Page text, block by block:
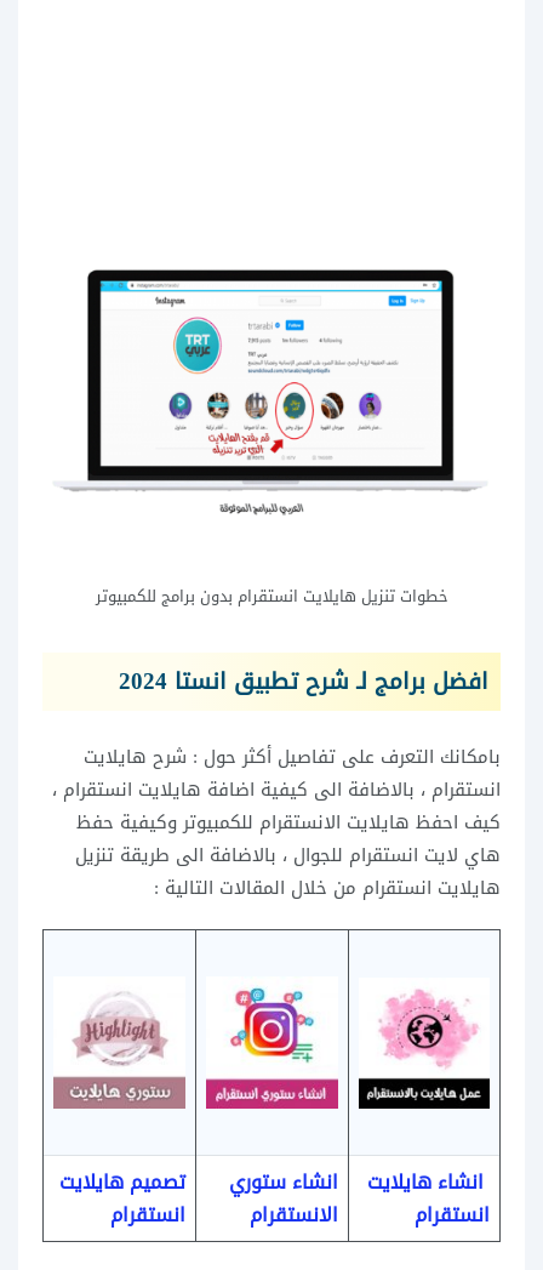
خطوات تنزيل هايلايت انستقرام بدون برامج للكمبيوتر
افضل برامج لـ شرح تطبيق انستا 2024
بامكانك التعرف على تفاصيل أكثر حول : شرح هايلايت
انستقرام ، بالاضافة الى كيفية اضافة هايلايت انستقرام ،
كيف احفظ هايلايت الانستقرام للكمبيوتر وكيفية حفظ
هاي لايت انستقرام للجوال ، بالاضافة الى طريقة تنزيل
هايلايت انستقرام من خلال المقالات التالية :
انشاء هايلايت
انستقرام
انشاء ستوري
الانستقرام
تصميم هايلايت
انستقرام